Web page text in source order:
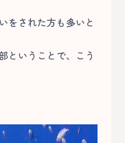
をされた方も多いと
ということで、こう